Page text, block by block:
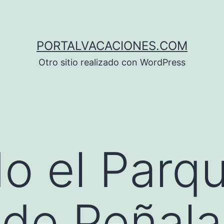
PORTALVACACIONES.COM
Otro sitio realizado con WordPress
el